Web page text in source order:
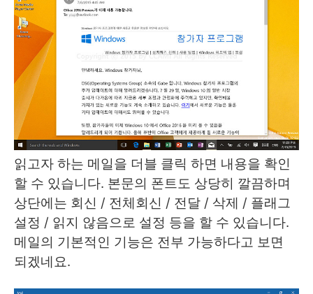
읽고자 하는 메일을 더블 클릭 하면 내용을 확인
할 수 있습니다. 본문의 폰트도 상당히 깔끔하며
상단에는 회신 / 전체회신 / 전달 / 삭제 / 플래그
설정 / 읽지 않음으로 설정 등을 할 수 있습니다.
메일의 기본적인 기능은 전부 가능하다고 보면
되겠네요.